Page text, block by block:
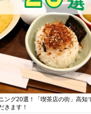
ング20選！「喫茶店の街」高知
きます！